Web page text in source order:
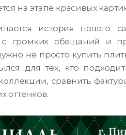
на этапе красивых
история нового
громких обещаний и
не просто купить
для тех, кто
сравнить
оттенков.